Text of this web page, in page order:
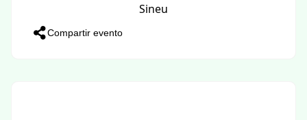
Sineu
Compartir evento